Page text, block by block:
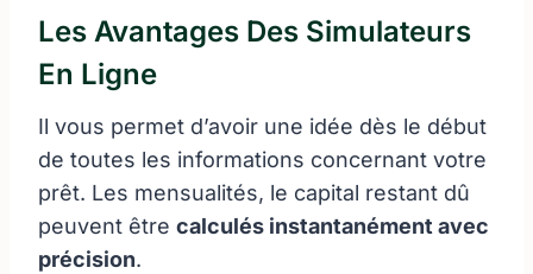
Les Avantages Des Simulateurs
En Ligne
Il vous permet d’avoir une idée dès le début
de toutes les informations concernant votre
prêt. Les mensualités, le capital restant dû
peuvent être calculés instantanément avec
précision.